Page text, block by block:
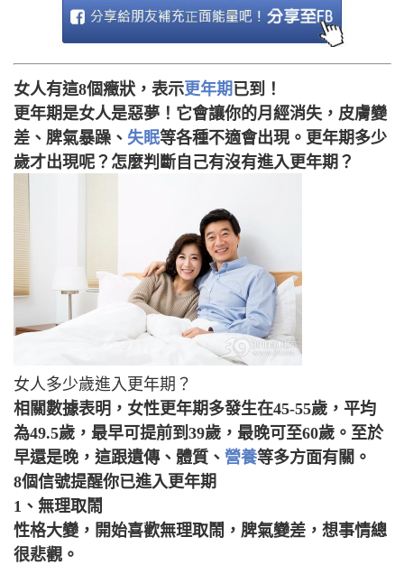
女人有這8個癥狀，表示更年期已到！
更年期是女人是惡夢！它會讓你的月經消失，皮膚變
差、脾氣暴躁、 失眠等各種不適會出現。更年期多少
歲才出現呢？怎麼判斷自己有沒有進入更年期？
女人多少歲進入更年期？
相關數據表明，女性更年期多發生在45-55歲，平均
為49.5歲，最早可提前到39歲，最晚可至60歲。至於
早還是晚，這跟遺傳、體質、 營養等多方面有關。
8個信號提醒你已進入更年期
1、無理取鬧
性格大變，開始喜歡無理取鬧，脾氣變差，想事情總
很悲觀。